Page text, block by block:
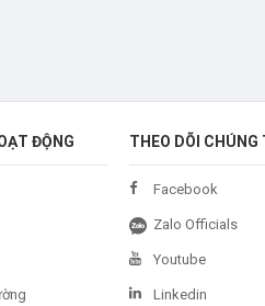
ĐỘNG THEO DÕI CHÚNG
Facebook
Zalo Officials
Youtube
Linkedin